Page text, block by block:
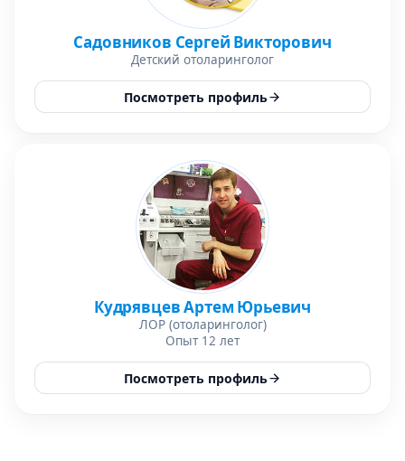
Садовников Сергей Викторович
Детский отоларинголог
Посмотреть профиль
Кудрявцев Артем Юрьевич
ЛОР (отоларинголог)
Опыт 12 лет
Посмотреть профиль